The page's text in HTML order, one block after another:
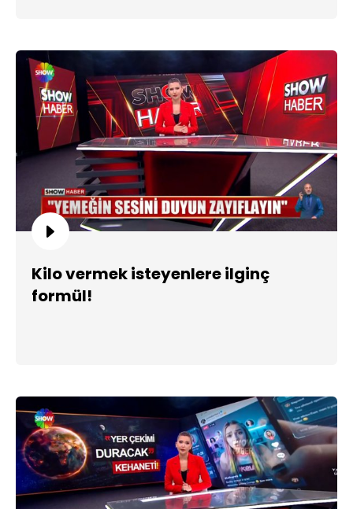
Kilo vermek isteyenlere ilginç
formül!